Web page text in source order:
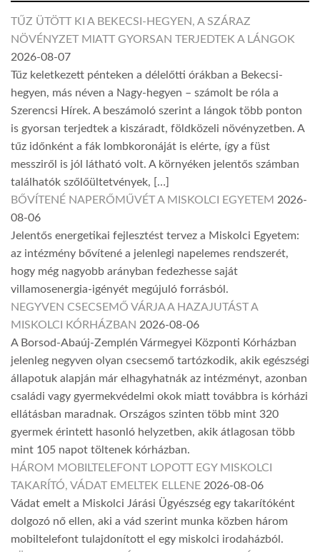
TŰZ ÜTÖTT KI A BEKECSI-HEGYEN, A SZÁRAZ
NÖVÉNYZET MIATT GYORSAN TERJEDTEK A LÁNGOK
2026-08-07
Tűz keletkezett pénteken a délelőtti órákban a Bekecsi-
hegyen, más néven a Nagy-hegyen – számolt be róla a
Szerencsi Hírek. A beszámoló szerint a lángok több ponton
is gyorsan terjedtek a kiszáradt, földközeli növényzetben. A
tűz időnként a fák lombkoronáját is elérte, így a füst
messziről is jól látható volt. A környéken jelentős számban
találhatók szőlőültetvények, […]
BŐVÍTENÉ NAPERŐMŰVÉT A MISKOLCI EGYETEM 2026-
08-06
Jelentős energetikai fejlesztést tervez a Miskolci Egyetem:
az intézmény bővítené a jelenlegi napelemes rendszerét,
hogy még nagyobb arányban fedezhesse saját
villamosenergia-igényét megújuló forrásból.
NEGYVEN CSECSEMŐ VÁRJA A HAZAJUTÁST A
MISKOLCI KÓRHÁZBAN 2026-08-06
A Borsod-Abaúj-Zemplén Vármegyei Központi Kórházban
jelenleg negyven olyan csecsemő tartózkodik, akik egészségi
állapotuk alapján már elhagyhatnák az intézményt, azonban
családi vagy gyermekvédelmi okok miatt továbbra is kórházi
ellátásban maradnak. Országos szinten több mint 320
gyermek érintett hasonló helyzetben, akik átlagosan több
mint 105 napot töltenek kórházban.
HÁROM MOBILTELEFONT LOPOTT EGY MISKOLCI
TAKARÍTÓ, VÁDAT EMELTEK ELLENE 2026-08-06
Vádat emelt a Miskolci Járási Ügyészség egy takarítóként
dolgozó nő ellen, aki a vád szerint munka közben három
mobiltelefont tulajdonított el egy miskolci irodaházból.